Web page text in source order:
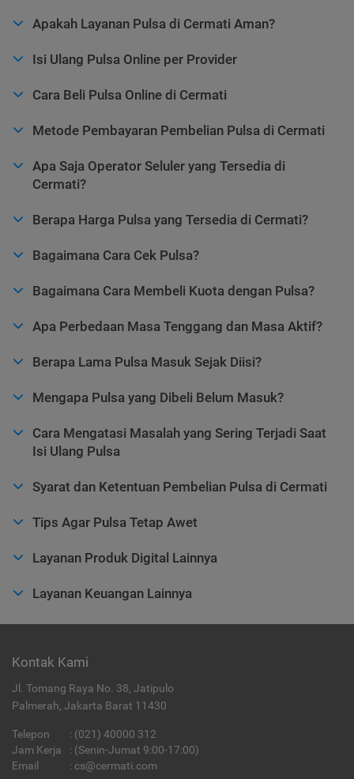
Apakah Layanan Pulsa di Cermati Aman?
Isi Ulang Pulsa Online per Provider
Cara Beli Pulsa Online di Cermati
Metode Pembayaran Pembelian Pulsa di Cermati
Apa Saja Operator Seluler yang Tersedia di
Cermati?
Berapa Harga Pulsa yang Tersedia di Cermati?
Bagaimana Cara Cek Pulsa?
Bagaimana Cara Membeli Kuota dengan Pulsa?
Apa Perbedaan Masa Tenggang dan Masa Aktif?
Berapa Lama Pulsa Masuk Sejak Diisi?
Mengapa Pulsa yang Dibeli Belum Masuk?
Cara Mengatasi Masalah yang Sering Terjadi Saat
Isi Ulang Pulsa
Syarat dan Ketentuan Pembelian Pulsa di Cermati
Tips Agar Pulsa Tetap Awet
Layanan Produk Digital Lainnya
Layanan Keuangan Lainnya
Kontak Kami
Jl. Tomang Raya No. 38, Jatipulo
Palmerah, Jakarta Barat 11430
Telepon : (021) 40000 312
Jam Kerja
: (Senin-Jumat 9:00-17:00)
Email
: cs@cermati.com